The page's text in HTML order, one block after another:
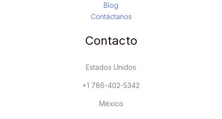
Blog
Contáctanos
Contacto
Estados Unidos
+1 786-402-5342
México